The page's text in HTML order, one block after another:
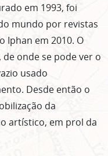
em 1993, foi
mundo por revistas
Iphan em 2010. O
onde se pode ver o
usado
Desde então o
da
artístico, em prol da